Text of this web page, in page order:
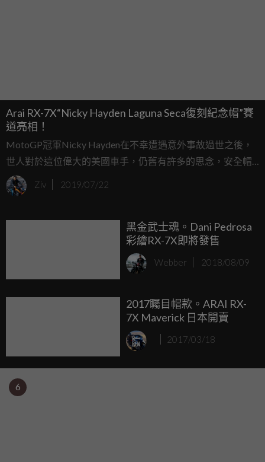
Arai RX-7X“Nicky Hayden Laguna Seca復刻紀念帽”賽
道亮相！
MotoGP冠軍Nicky Hayden在不幸遭遇意外事故過世之後，
世人對於這位偉大的美國車手，仍舊有許多的思念，安全帽
製造大廠Arai也在近期的美國MotoAmerica Junior Cup賽事
中，亮相了一頂紀念2006年Nicky Hayden在MotoGP美國
Ziv 2019/07/22
黑金武士魂。Dani Pedrosa
彩繪RX-7X即將發售
Webber 2018/08/09
2017矚目帽款。ARAI RX-
7X Maverick 日本開賣
2017/03/18
6